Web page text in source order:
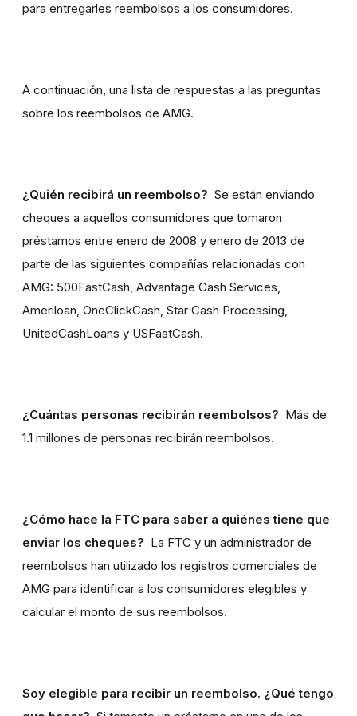
para entregarles reembolsos a los consumidores.
A continuación, una lista de respuestas a las preguntas
sobre los reembolsos de AMG.
¿Quién recibirá un reembolso? Se están enviando
cheques a aquellos consumidores que tomaron
préstamos entre enero de 2008 y enero de 2013 de
parte de las siguientes compañías relacionadas con
AMG: 500FastCash, Advantage Cash Services,
Ameriloan, OneClickCash, Star Cash Processing,
UnitedCashLoans y USFastCash.
¿Cuántas personas recibirán reembolsos? Más de
1.1 millones de personas recibirán reembolsos.
¿Cómo hace la FTC para saber a quiénes tiene que
enviar los cheques? La FTC y un administrador de
reembolsos han utilizado los registros comerciales de
AMG para identificar a los consumidores elegibles y
calcular el monto de sus reembolsos.
Soy elegible para recibir un reembolso. ¿Qué tengo